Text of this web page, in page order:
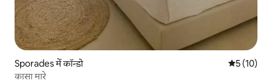
Sporades में कॉन्डो औसत रेटिंग
5 (10)
कासा मारे